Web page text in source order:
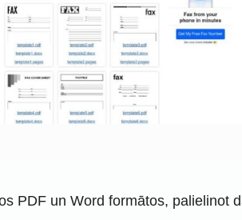
PDF un Word formātos, palielinot